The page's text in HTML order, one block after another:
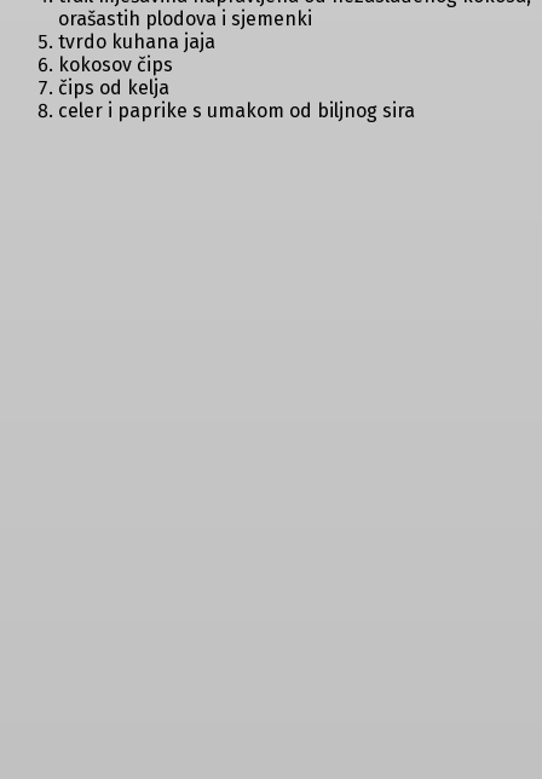
orašastih plodova i sjemenki
tvrdo kuhana jaja
kokosov čips
čips od kelja
celer i paprike s umakom od biljnog sira